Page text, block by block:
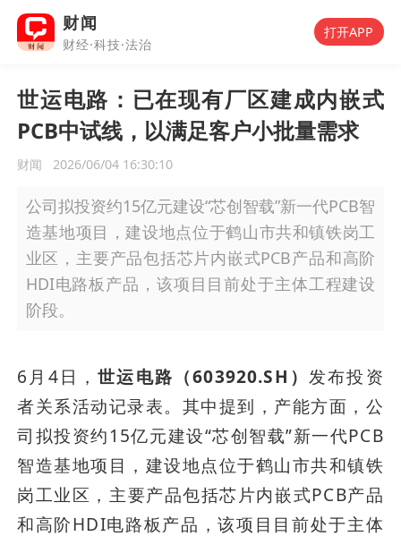
财闻
财经·科技·法治
打开APP
世运电路：已在现有厂区建成内嵌式
PCB中试线，以满足客户小批量需求
财闻 2026/06/04 16:30:10
公司拟投资约15亿元建设“芯创智载”新一代PCB智
造基地项目，建设地点位于鹤山市共和镇铁岗工
业区，主要产品包括芯片内嵌式PCB产品和高阶
HDI电路板产品，该项目目前处于主体工程建设
阶段。
6月4日，世运电路（603920.SH）发布投资
者关系活动记录表。其中提到，产能方面，公
司拟投资约15亿元建设“芯创智载”新一代PCB
智造基地项目，建设地点位于鹤山市共和镇铁
岗工业区，主要产品包括芯片内嵌式PCB产品
和高阶HDI电路板产品，该项目目前处于主体